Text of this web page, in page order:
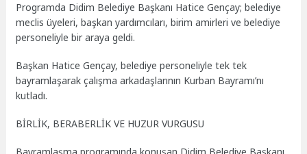
Programda Didim Belediye Başkanı Hatice Gençay; belediye
meclis üyeleri, başkan yardımcıları, birim amirleri ve belediye
personeliyle bir araya geldi.
Başkan Hatice Gençay, belediye personeliyle tek tek
bayramlaşarak çalışma arkadaşlarının Kurban Bayramı’nı
kutladı.
BİRLİK, BERABERLİK VE HUZUR VURGUSU
Bayramlaşma programında konuşan Didim Belediye Başkanı